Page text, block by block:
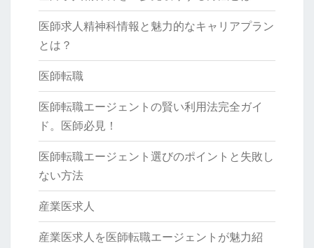
医師求人精神科情報と魅力的なキャリアプラン
とは？
医師転職
医師転職エージェントの賢い利用法完全ガイ
ド。医師必見！
医師転職エージェント選びのポイントと失敗し
ない方法
産業医求人
産業医求人を医師転職エージェントが魅力紹